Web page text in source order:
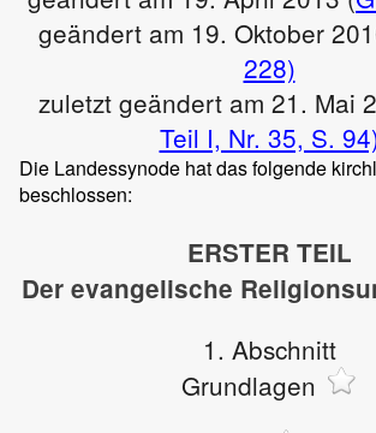
geändert am 19. Oktober
228)
zuletzt geändert am 21. Mai
Teil I, Nr. 35, S.
Die Landessynode hat das folgende
beschlossen:
ERSTER TEIL
Der evangelische
1. Abschnitt
Grundlagen